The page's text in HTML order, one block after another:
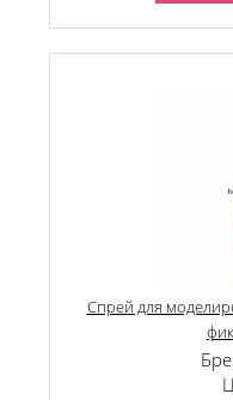
Спрей для